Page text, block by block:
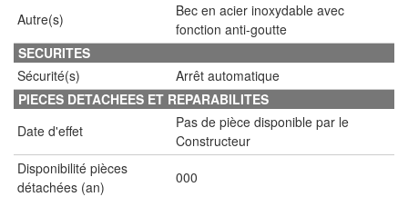
Autre(s)
Bec en acier inoxydable avec
fonction anti-goutte
SECURITES
Sécurité(s)
Arrêt automatique
PIECES DETACHEES ET REPARABILITES
Date d'effet
Pas de pièce disponible par le
Constructeur
Disponibilité pièces
détachées (an)
000